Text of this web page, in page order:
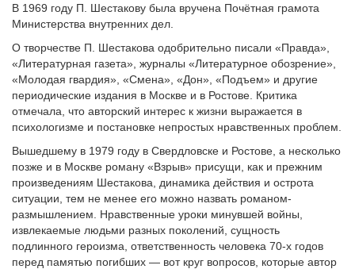
В 1969 году П. Шестакову была вручена Почётная грамота
Министерства внутренних дел.
О творчестве П. Шестакова одобрительно писали «Правда»,
«Литературная газета», журналы «Литературное обозрение»,
«Молодая гвардия», «Смена», «Дон», «Подъем» и другие
периодические издания в Москве и в Ростове. Критика
отмечала, что авторский интерес к жизни выражается в
психологизме и постановке непростых нравственных проблем.
Вышедшему в 1979 году в Свердловске и Ростове, а несколько
позже и в Москве роману «Взрыв» присущи, как и прежним
произведениям Шестакова, динамика действия и острота
ситуации, тем не менее его можно назвать романом-
размышлением. Нравственные уроки минувшей войны,
извлекаемые людьми разных поколений, сущность
подлинного героизма, ответственность человека 70-х годов
перед памятью погибших — вот круг вопросов, которые автор